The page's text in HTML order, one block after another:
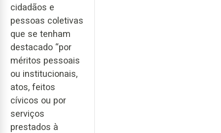
cidadãos e
pessoas coletivas
que se tenham
destacado “por
méritos pessoais
ou institucionais,
atos, feitos
cívicos ou por
serviços
prestados à